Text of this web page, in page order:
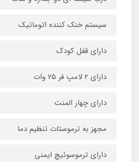
سیستم خنک کننده اتوماتیک
دارای قفل کودک
دارای ۲ لامپ فر ۲۵ وات
دارای چهار المنت
مجهز به ترموستات تنظیم دما
دارای ترموسوئیچ ایمنی